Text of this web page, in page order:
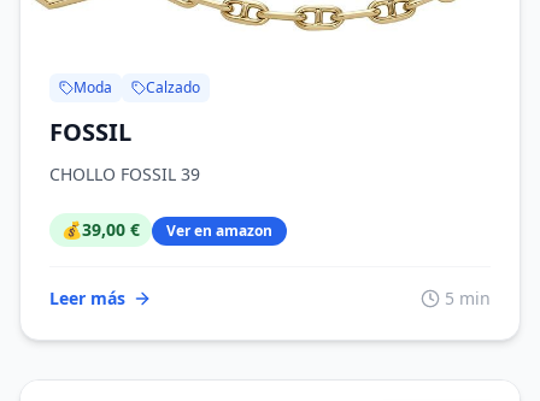
Moda Calzado
FOSSIL
CHOLLO FOSSIL 39
💰39,00 € Ver en amazon
Leer más 5 min